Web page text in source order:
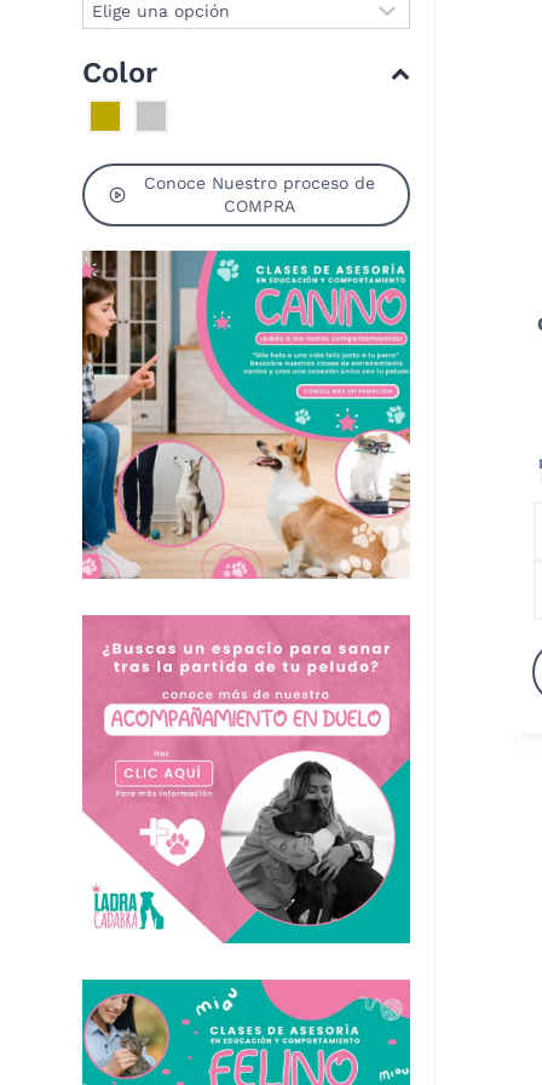
Color
Conoce Nuestro proceso de
COMPRA